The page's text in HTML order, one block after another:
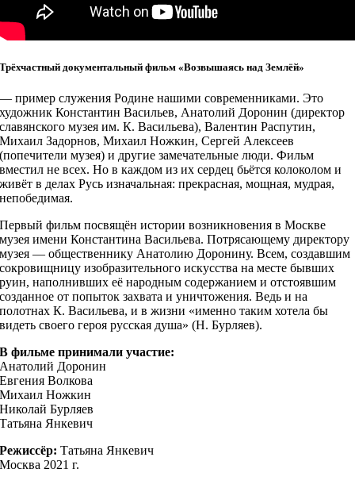
Трёхчастный документальный фильм «Возвышаясь над Землёй»
— пример служения Родине нашими современниками. Это
художник Константин Васильев, Анатолий Доронин (директор
славянского музея им. К. Васильева), Валентин Распутин,
Михаил Задорнов, Михаил Ножкин, Сергей Алексеев
(попечители музея) и другие замечательные люди. Фильм
вместил не всех. Но в каждом из их сердец бьётся колоколом и
живёт в делах Русь изначальная: прекрасная, мощная, мудрая,
непобедимая.
Первый фильм посвящён истории возникновения в Москве
музея имени Константина Васильева. Потрясающему директору
музея — общественнику Анатолию Доронину. Всем, создавшим
сокровищницу изобразительного искусства на месте бывших
руин, наполнивших её народным содержанием и отстоявшим
созданное от попыток захвата и уничтожения. Ведь и на
полотнах К. Васильева, и в жизни «именно таким хотела бы
видеть своего героя русская душа» (Н. Бурляев).
В фильме принимали участие:
Анатолий Доронин
Евгения Волкова
Михаил Ножкин
Николай Бурляев
Татьяна Янкевич
Режиссёр: Татьяна Янкевич
Москва 2021 г.